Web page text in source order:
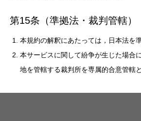
第15条（準拠法・裁判管轄）
本規約の解釈にあたっては，日本法を
本サービスに関して紛争が生じた場合
地を管轄する裁判所を専属的合意管轄